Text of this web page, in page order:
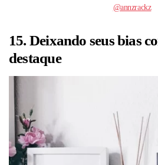
@annzrackz
15. Deixando seus bias
destaque